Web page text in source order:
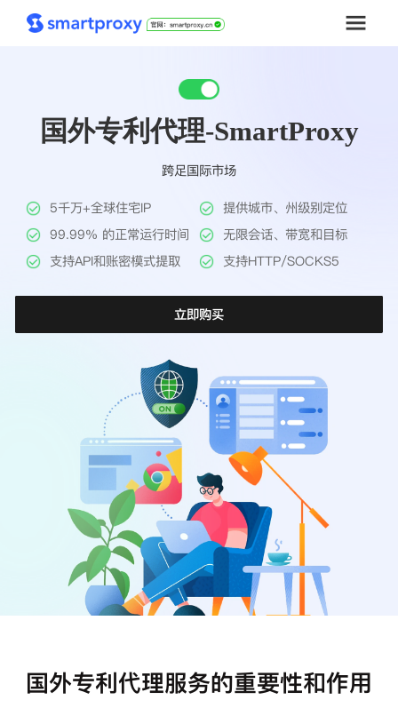
套餐购买
工具
帮助中心
国外专利代理-SmartProxy
跨足国际市场
5千万+全球住宅IP
提供城市、州级别定位
99.99% 的正常运行时间
无限会话、带宽和目标
支持API和账密模式提取
支持HTTP/SOCKS5
立即购买
国外专利代理服务的重要性和作用